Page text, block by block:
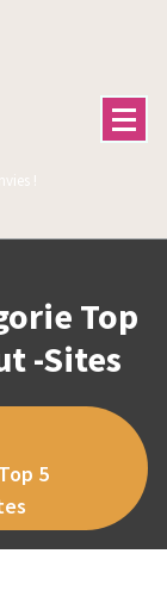
!
Top
-Sites
5